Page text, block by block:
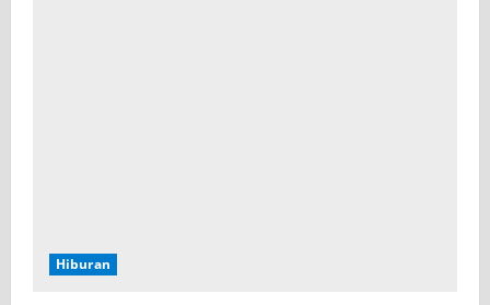
Hiburan